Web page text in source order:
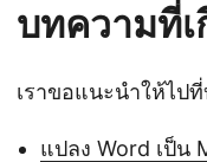
บทความที่เ
เราขอแนะนำให้ไป
แปลง Word เป็น